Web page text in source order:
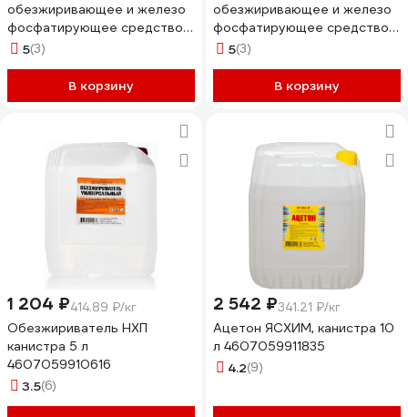
обезжиривающее и железо
фосфатирующее средство
КОНФЕРУМ Дезоксил-оф-с
5(3)
В корзину
обезжиривающее и железо
фосфатирующее средство
КОНФЕРУМ Дезоксил-оф-с
5(3)
В корзину
1 204 ₽414.89 ₽/кг
Обезжириватель НХП
канистра 5 л
4607059910616
3.5(6)
2 542 ₽341.21 ₽/кг
Ацетон ЯСХИМ, канистра 10
л 4607059911835
4.2(9)